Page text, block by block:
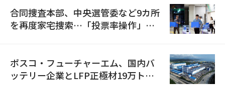
合同捜査本部、中央選管委など9カ所
を再度家宅捜索…「投票率操作」の
ポスコ・フューチャーエム、国内バ
ッテリー企業とLFP正極材19万トン